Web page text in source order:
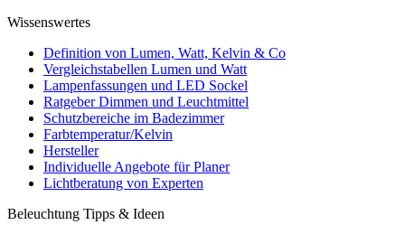
Wissenswertes
Definition von Lumen, Watt, Kelvin & Co
Vergleichstabellen Lumen und Watt
Lampenfassungen und LED Sockel
Ratgeber Dimmen und Leuchtmittel
Schutzbereiche im Badezimmer
Farbtemperatur/Kelvin
Hersteller
Individuelle Angebote für Planer
Lichtberatung von Experten
Beleuchtung Tipps & Ideen